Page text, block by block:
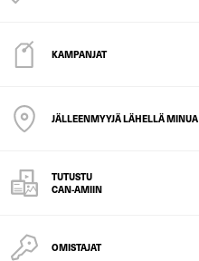
KAMPANJAT
JÄLLEENMYYJÄ LÄHELLÄ MINUA
TUTUSTU
CAN-AMIIN
OMISTAJAT